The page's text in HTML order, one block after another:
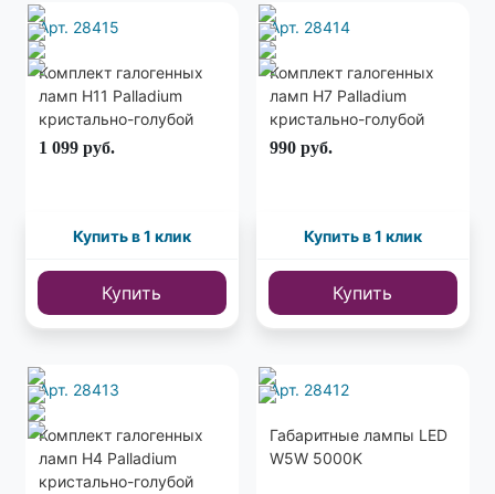
Арт. 28415
Комплект галогенных
ламп H11 Palladium
кристально-голубой
свет
1 099 руб.
Купить в 1 клик
Купить
Арт. 28414
Комплект галогенных
ламп H7 Palladium
кристально-голубой
свет
990 руб.
Купить в 1 клик
Купить
Арт. 28413
Комплект галогенных
ламп H4 Palladium
кристально-голубой
Арт. 28412
Габаритные лампы LED
W5W 5000K